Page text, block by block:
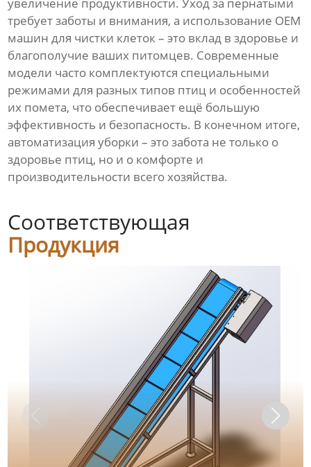
увеличение продуктивности. Уход за пернатыми
требует заботы и внимания, а использование OEM
машин для чистки клеток – это вклад в здоровье и
благополучие ваших питомцев. Современные
модели часто комплектуются специальными
режимами для разных типов птиц и особенностей
их помета, что обеспечивает ещё большую
эффективность и безопасность. В конечном итоге,
автоматизация уборки – это забота не только о
здоровье птиц, но и о комфорте и
производительности всего хозяйства.
Соответствующая
Продукция